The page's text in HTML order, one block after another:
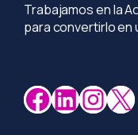
Trabajamos en la
para convertirlo en
Facebook
LinkedInInstagram
X